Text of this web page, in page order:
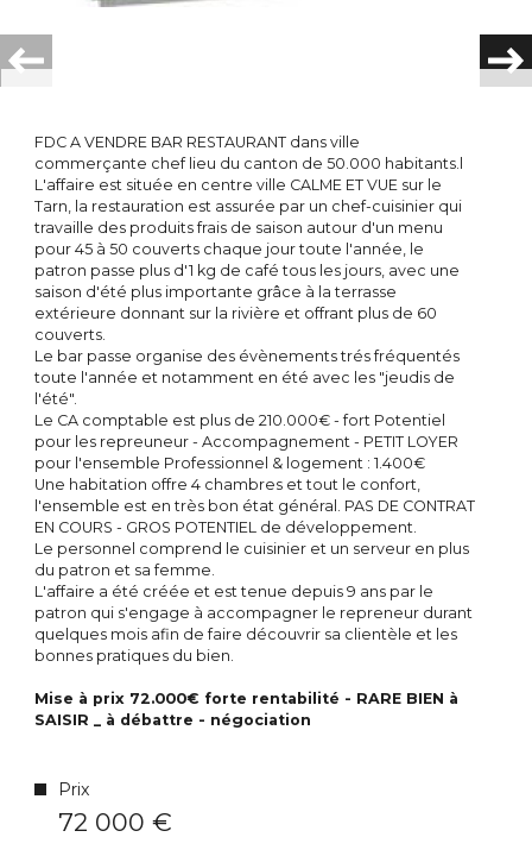
Bilan
ÉNERGÉTIQUE
FDC A VENDRE BAR RESTAURANT dans ville
commerçante chef lieu du canton de 50.000 habitants.l
L'affaire est située en centre ville CALME ET VUE sur le
Tarn, la restauration est assurée par un chef-cuisinier qui
travaille des produits frais de saison autour d'un menu
pour 45 à 50 couverts chaque jour toute l'année, le
patron passe plus d'1 kg de café tous les jours, avec une
saison d'été plus importante grâce à la terrasse
extérieure donnant sur la rivière et offrant plus de 60
couverts.
Le bar passe organise des évènements trés fréquentés
toute l'année et notamment en été avec les "jeudis de
l'été".
Le CA comptable est plus de 210.000€ - fort Potentiel
pour les repreuneur - Accompagnement - PETIT LOYER
pour l'ensemble Professionnel & logement : 1.400€
Une habitation offre 4 chambres et tout le confort,
l'ensemble est en très bon état général. PAS DE CONTRAT
EN COURS - GROS POTENTIEL de développement.
Le personnel comprend le cuisinier et un serveur en plus
du patron et sa femme.
L'affaire a été créée et est tenue depuis 9 ans par le
patron qui s'engage à accompagner le repreneur durant
quelques mois afin de faire découvrir sa clientèle et les
bonnes pratiques du bien.
Mise à prix 72.000€ forte rentabilité - RARE BIEN à
SAISIR _ à débattre - négociation
Prix
72 000 €